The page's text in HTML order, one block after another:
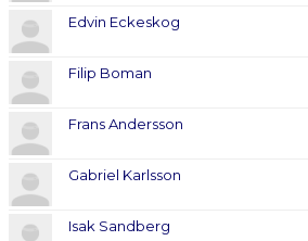
KONTAKT
Edvin Eckeskog
Filip Boman
Frans Andersson
Gabriel Karlsson
Isak Sandberg